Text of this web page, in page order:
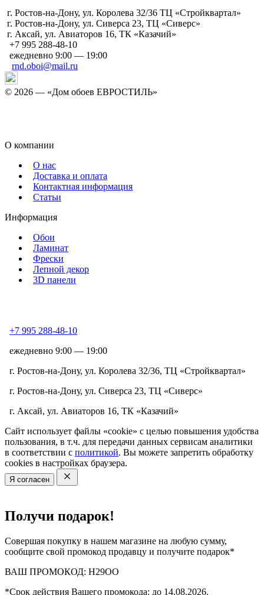
г. Ростов-на-Дону, ул. Королева 32/36 ТЦ «Стройквартал»
г. Ростов-на-Дону, ул. Сиверса 23, ТЦ «Сиверс»
г. Аксай, ул. Авиаторов 16, ТК «Казачий»
+7 995 288-48-10
ежедневно 9:00 — 19:00
rnd.oboi@mail.ru
© 2026 — «Дом обоев ЕВРОСТИЛЬ»
О компании
О нас
Доставка и оплата
Контактная информация
Статьи
Информация
Обои
Ламинат
Фрески
Лепной декор
3D панели
+7 995 288-48-10
ежедневно 9:00 — 19:00
г. Ростов-на-Дону, ул. Королева 32/36, ТЦ «Стройквартал»
г. Ростов-на-Дону, ул. Сиверса 23, ТЦ «Сиверс»
г. Аксай, ул. Авиаторов 16, ТК «Казачий»
Сайт использует файлы «cookie» с целью повышения удобства
пользования, в т.ч. для передачи данных сервисам аналитики
в соответствии с политикой. Вы можете запретить обработку
cookies в настройках браузера.
Я согласен
Получи подарок!
Совершая покупку в нашем магазине на любую сумму,
сообщите свой промокод продавцу и получите подарок*
ВАШ ПРОМОКОД: H29OO
*Срок действия Вашего промокода: до 14.08.2026.